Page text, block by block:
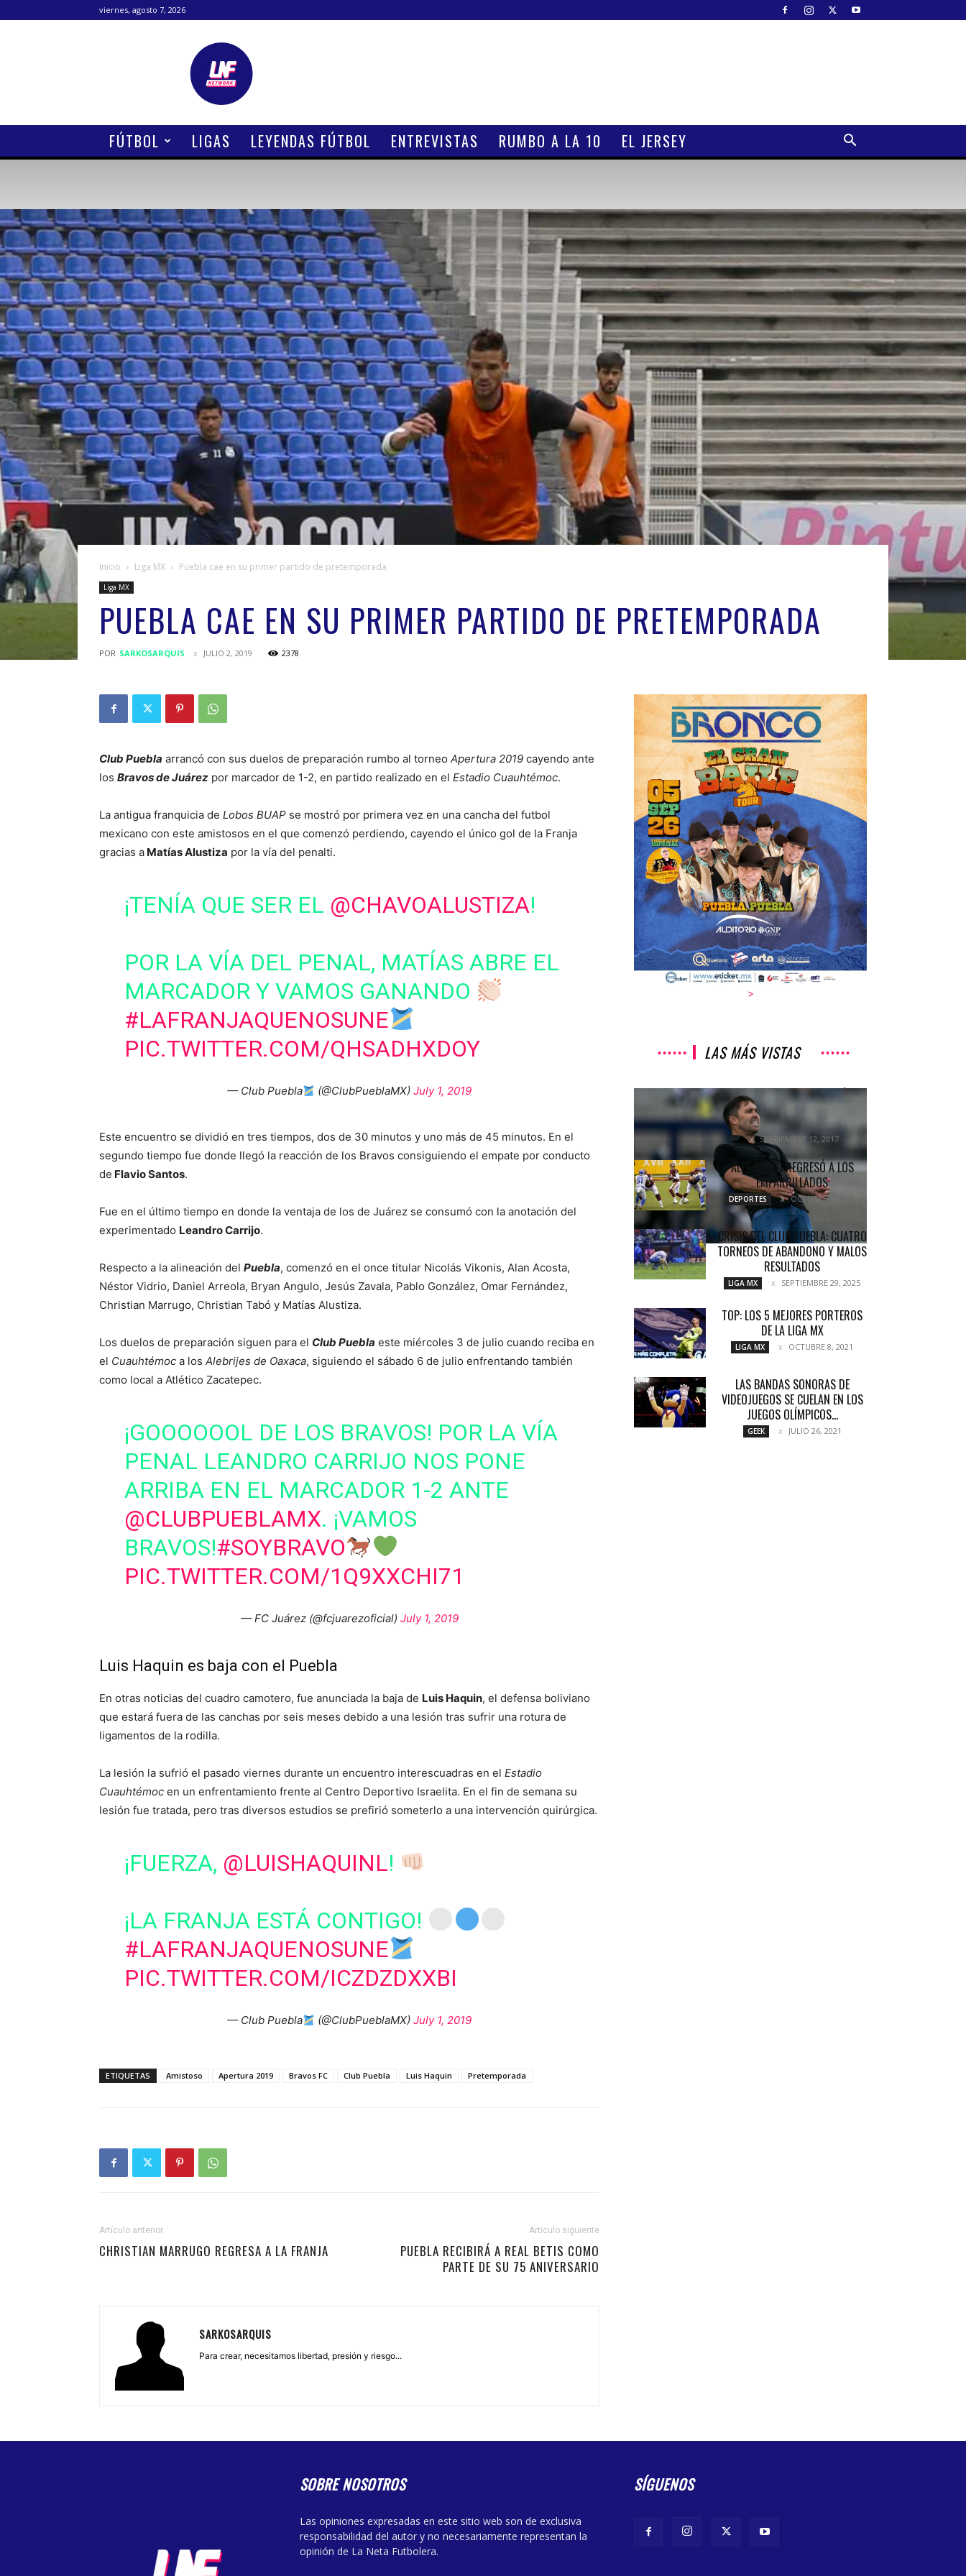
viernes, agosto 7, 2026
Lanetafutbolera
FÚTBOL LIGAS LEYENDAS FÚTBOL ENTREVISTAS RUMBO A LA 10 EL JERSEY
Inicio Liga MX Puebla cae en su primer partido de pretemporada
Liga MX
PUEBLA CAE EN SU PRIMER PARTIDO DE PRETEMPORADA
POR SARKOSARQUIS JULIO 2, 2019 2378
Club Puebla arrancó con sus duelos de preparación rumbo al torneo Apertura 2019 cayendo ante
los Bravos de Juárez por marcador de 1-2, en partido realizado en el Estadio Cuauhtémoc.
La antigua franquicia de Lobos BUAP se mostró por primera vez en una cancha del futbol
mexicano con este amistosos en el que comenzó perdiendo, cayendo el único gol de la Franja
gracias a Matías Alustiza por la vía del penalti.
¡TENÍA QUE SER EL @CHAVOALUSTIZA!
POR LA VÍA DEL PENAL, MATÍAS ABRE EL
MARCADOR Y VAMOS GANANDO
#LAFRANJAQUENOSUNE
PIC.TWITTER.COM/QHSADHXDOY
— Club Puebla (@ClubPueblaMX)July 1, 2019
Este encuentro se dividió en tres tiempos, dos de 30 minutos y uno más de 45 minutos. En el
segundo tiempo fue donde llegó la reacción de los Bravos consiguiendo el empate por conducto
de Flavio Santos.
Fue en el último tiempo en donde la ventaja de los de Juárez se consumó con la anotación del
experimentado Leandro Carrijo.
Respecto a la alineación del Puebla, comenzó en el once titular Nicolás Vikonis, Alan Acosta,
Néstor Vidrio, Daniel Arreola, Bryan Angulo, Jesús Zavala, Pablo González, Omar Fernández,
Christian Marrugo, Christian Tabó y Matías Alustiza.
Los duelos de preparación siguen para el Club Puebla este miércoles 3 de julio cuando reciba en
el Cuauhtémoc a los Alebrijes de Oaxaca, siguiendo el sábado 6 de julio enfrentando también
como local a Atlético Zacatepec.
¡GOOOOOOL DE LOS BRAVOS! POR LA VÍA
PENAL LEANDRO CARRIJO NOS PONE
ARRIBA EN EL MARCADOR 1-2 ANTE
@CLUBPUEBLAMX. ¡VAMOS
BRAVOS!#SOYBRAVO
PIC.TWITTER.COM/1Q9XXCHI71
— FC Juárez (@fcjuarezoficial) July 1, 2019
Luis Haquin es baja con el Puebla
En otras noticias del cuadro camotero, fue anunciada la baja de Luis Haquin, el defensa boliviano
que estará fuera de las canchas por seis meses debido a una lesión tras sufrir una rotura de
ligamentos de la rodilla.
La lesión la sufrió el pasado viernes durante un encuentro interescuadras en el Estadio
Cuauhtémoc en un enfrentamiento frente al Centro Deportivo Israelita. En el fin de semana su
lesión fue tratada, pero tras diversos estudios se prefirió someterlo a una intervención quirúrgica.
¡FUERZA, @LUISHAQUINL!
¡LA FRANJA ESTÁ CONTIGO!
#LAFRANJAQUENOSUNE
PIC.TWITTER.COM/ICZDZDXXBI
— Club Puebla (@ClubPueblaMX)July 1, 2019
ETIQUETAS Amistoso Apertura 2019 Bravos FC Club Puebla Luis Haquin Pretemporada
Artículo anterior
CHRISTIAN MARRUGO REGRESA A LA FRANJA
Artículo siguiente
PUEBLA RECIBIRÁ A REAL BETIS COMO
PARTE DE SU 75 ANIVERSARIO
SARKOSARQUIS
Para crear, necesitamos libertad, presión y riesgo...
>
LAS MÁS VISTAS
«PODEMOS DAR MUCHO MÁS»:
COUDET
COLUMNETAS
SEPTIEMBRE 12, 2017
ALEX SMITH REGRESÓ A LOS
EMPARRILLADOS
DEPORTES OCTUBRE 14, 2020
CRISIS DEL CLUB PUEBLA: CUATRO
TORNEOS DE ABANDONO Y MALOS
RESULTADOS
LIGA MX SEPTIEMBRE 29, 2025
TOP: LOS 5 MEJORES PORTEROS
DE LA LIGA MX
LIGA MX OCTUBRE 8, 2021
LAS BANDAS SONORAS DE
VIDEOJUEGOS SE CUELAN EN LOS
JUEGOS OLÍMPICOS...
GEEK JULIO 26, 2021
SOBRE NOSOTROS
Las opiniones expresadas en este sitio web son de exclusiva
responsabilidad del autor y no necesariamente representan la
opinión de La Neta Futbolera.
SÍGUENOS